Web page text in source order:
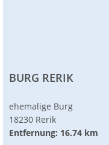
BURG RERIK
ehemalige Burg
18230 Rerik
Entfernung: 16.74 km